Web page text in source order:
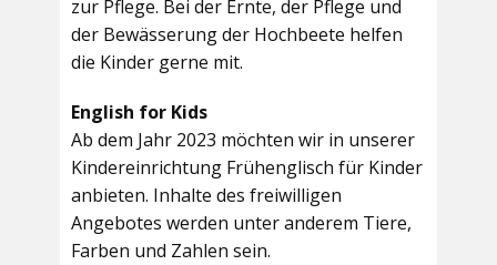
zur Pflege. Bei der Ernte, der Pflege und
der Bewässerung der Hochbeete helfen
die Kinder gerne mit.
English for Kids
Ab dem Jahr 2023 möchten wir in unserer
Kindereinrichtung Frühenglisch für Kinder
anbieten. Inhalte des freiwilligen
Angebotes werden unter anderem Tiere,
Farben und Zahlen sein.